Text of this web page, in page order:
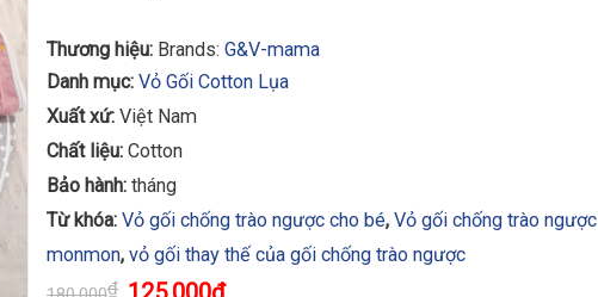
Thương hiệu: Brands: G&V-mama
Danh mục: Vỏ Gối Cotton Lụa
Xuất xứ:Việt Nam
Chất liệu: Cotton
Bảo hành: tháng
Từ khóa: Vỏ gối chống trào ngược cho bé, Vỏ gối chống trào ngược
monmon, vỏ gối thay thế của gối chống trào ngược
₫